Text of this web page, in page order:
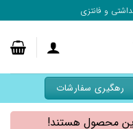
و فانتزی
رهگیری سفارشات
محصول هستند!